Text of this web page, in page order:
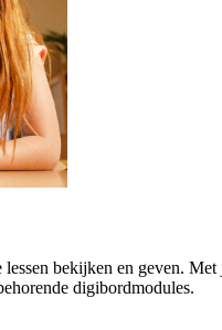
bekijken en geven.
digibordmodules.